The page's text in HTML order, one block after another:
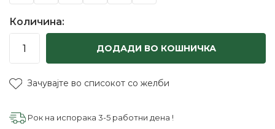
Количина:
ДОДАДИ ВО КОШНИЧКА
Зачувајте во списокот со желби
Рок на испорака 3-5 работни дена !